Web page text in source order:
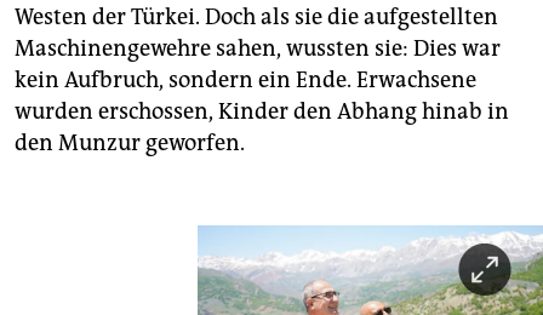
Westen der Türkei. Doch als sie die aufgestellten
Maschinengewehre sahen, wussten sie: Dies war
kein Aufbruch, sondern ein Ende. Erwachsene
wurden erschossen, Kinder den Abhang hinab in
den Munzur geworfen.